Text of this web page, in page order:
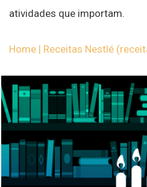
atividades que importam.
Home | Receitas Nestlé